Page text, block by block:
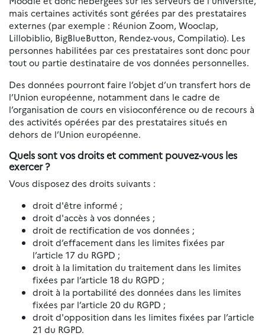
mais certaines activités sont gérées par des prestataires
externes (par exemple : Réunion Zoom, Wooclap,
Lillobiblio, BigBlueButton, Rendez-vous, Compilatio). Les
personnes habilitées par ces prestataires sont donc pour
tout ou partie destinataire de vos données personnelles.
Des données pourront faire l’objet d’un transfert hors de
l’Union européenne, notamment dans le cadre de
l’organisation de cours en visioconférence ou de recours à
des activités opérées par des prestataires situés en
dehors de l’Union européenne.
Quels sont vos droits et comment pouvez-vous les
exercer ?
Vous disposez des droits suivants :
droit d'être informé ;
droit d'accès à vos données ;
droit de rectification de vos données ;
droit d’effacement dans les limites fixées par
l’article 17 du RGPD ;
droit à la limitation du traitement dans les limites
fixées par l’article 18 du RGPD ;
droit à la portabilité des données dans les limites
fixées par l’article 20 du RGPD ;
droit d'opposition dans les limites fixées par l’article
21 du RGPD.